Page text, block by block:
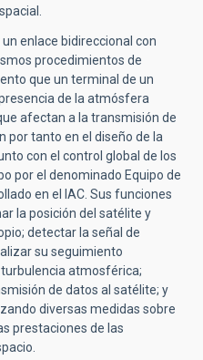
enlace bidireccional con
procedimientos de
que un terminal de un
de la atmósfera
afectan a la transmisión de
por tanto en el diseño de la
con el control global de los
por el denominado Equipo de
en el IAC. Sus funciones
la posición del satélite y
detectar la señal de
su seguimiento
atmosférica;
de datos al satélite; y
diversas medidas sobre
prestaciones de las